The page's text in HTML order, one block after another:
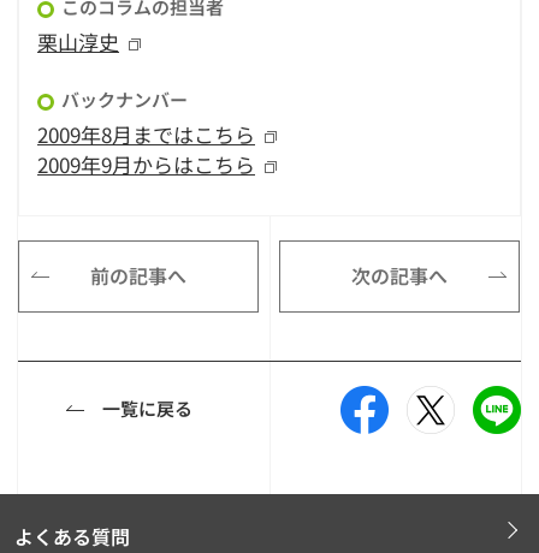
このコラムの担当者
栗山淳史
バックナンバー
2009年8月まではこちら
2009年9月からはこちら
前の記事へ 次の記事へ
一覧に戻る
よくある質問